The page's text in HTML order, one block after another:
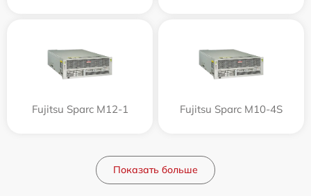
Fujitsu Sparc M12-1 Fujitsu Sparc M10-4S
Показать больше